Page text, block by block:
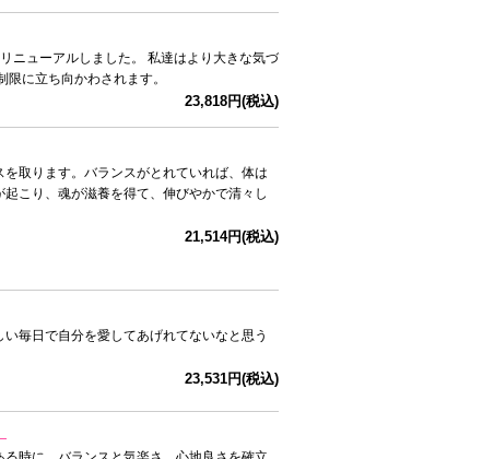
ニューアルしました。 私達はより大きな気づ
に立ち向かわされます。
23,818円(税込)
取ります。バランスがとれていれば、体は
こり、魂が滋養を得て、伸びやかで清々し
21,514円(税込)
毎日で自分を愛してあげれてないなと思う
23,531円(税込)